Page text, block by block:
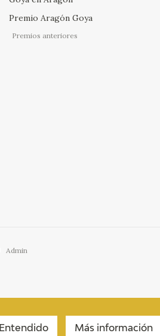
Premio Aragón Goya
Premios anteriores
Admin
Entendido Más información